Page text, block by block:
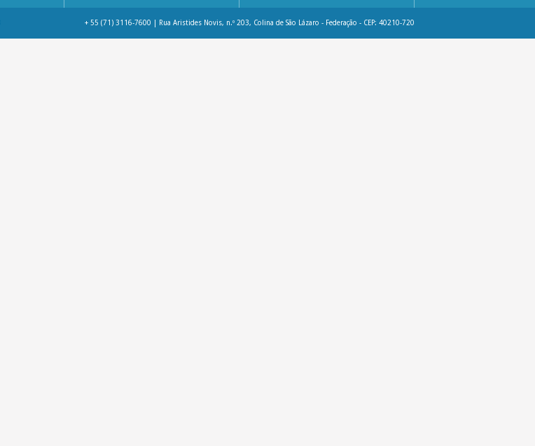
+ 55 (71) 3116-7600 | Rua Aristides Novis, n.º 203, Colina de São Lázaro - Federação - CEP: 40210-720